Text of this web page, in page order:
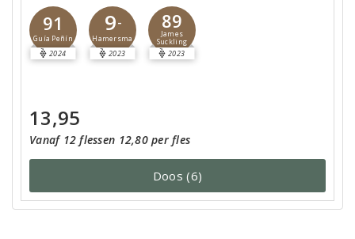
91
Guía Peñín
2024
9-
Hamersma
2023
89
James
Suckling
2023
13,95
Vanaf 12 flessen 12,80 per fles
Doos (6)